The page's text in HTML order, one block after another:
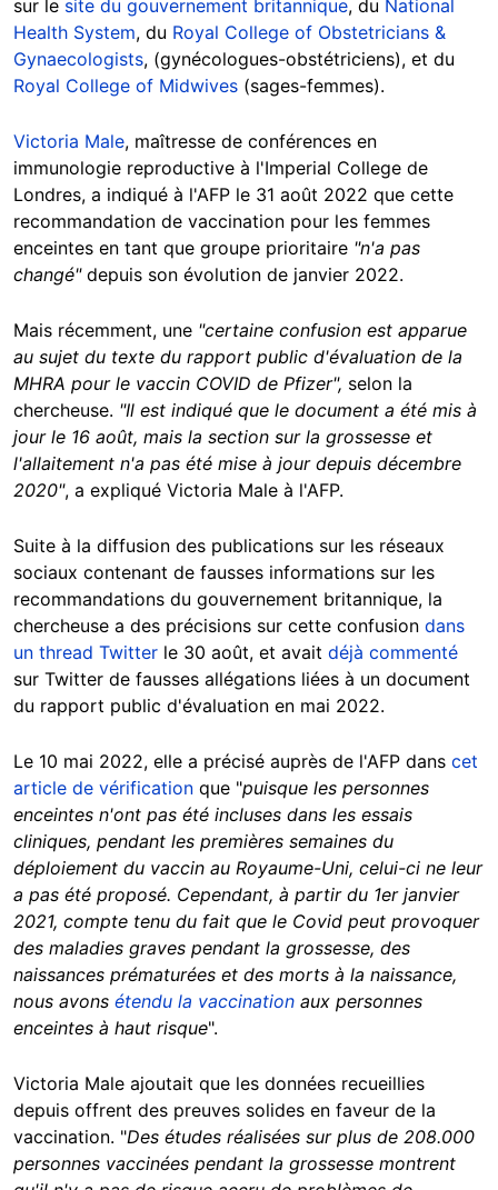
sur le site du gouvernement britannique, du National
Health System, du Royal College of Obstetricians &
Gynaecologists, (gynécologues-obstétriciens), et du
Royal College of Midwives (sages-femmes).
Victoria Male, maîtresse de conférences en
immunologie reproductive à l'Imperial College de
Londres, a indiqué à l'AFP le 31 août 2022 que cette
recommandation de vaccination pour les femmes
enceintes en tant que groupe prioritaire "n'a pas
changé" depuis son évolution de janvier 2022.
Mais récemment, une "certaine confusion est apparue
au sujet du texte du rapport public d'évaluation de la
MHRA pour le vaccin COVID de Pfizer", selon la
chercheuse. "Il est indiqué que le document a été mis à
jour le 16 août, mais la section sur la grossesse et
l'allaitement n'a pas été mise à jour depuis décembre
2020", a expliqué Victoria Male à l'AFP.
Suite à la diffusion des publications sur les réseaux
sociaux contenant de fausses informations sur les
recommandations du gouvernement britannique, la
chercheuse a des précisions sur cette confusion dans
un thread Twitter le 30 août, et avait déjà commenté
sur Twitter de fausses allégations liées à un document
du rapport public d'évaluation en mai 2022.
Le 10 mai 2022, elle a précisé auprès de l'AFP dans cet
article de vérification que "puisque les personnes
enceintes n'ont pas été incluses dans les essais
cliniques, pendant les premières semaines du
déploiement du vaccin au Royaume-Uni, celui-ci ne leur
a pas été proposé. Cependant, à partir du 1er janvier
2021, compte tenu du fait que le Covid peut provoquer
des maladies graves pendant la grossesse, des
naissances prématurées et des morts à la naissance,
nous avons étendu la vaccination aux personnes
enceintes à haut risque".
Victoria Male ajoutait que les données recueillies
depuis offrent des preuves solides en faveur de la
vaccination. "Des études réalisées sur plus de 208.000
personnes vaccinées pendant la grossesse montrent